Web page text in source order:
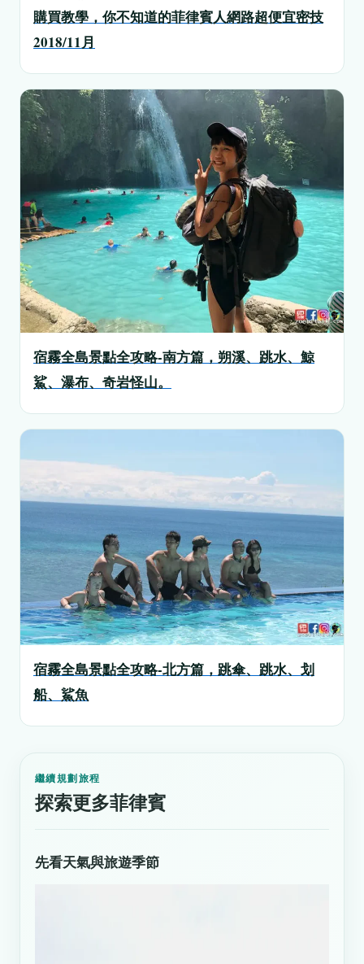
購買教學，你不知道的菲律賓人網路超便宜密技
2018/11月
宿霧全島景點全攻略-南方篇，朔溪、跳水、鯨
鯊、瀑布、奇岩怪山。
宿霧全島景點全攻略-北方篇，跳傘、跳水、划
船、鯊魚
繼續規劃旅程
探索更多菲律賓
先看天氣與旅遊季節